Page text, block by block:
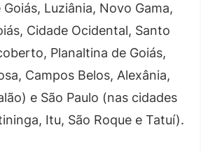
Luziânia, Novo Gama,
Cidade Ocidental, Santo
Planaltina de Goiás,
Campos Belos, Alexânia,
e São Paulo (nas cidades
Itu, São Roque e Tatuí).